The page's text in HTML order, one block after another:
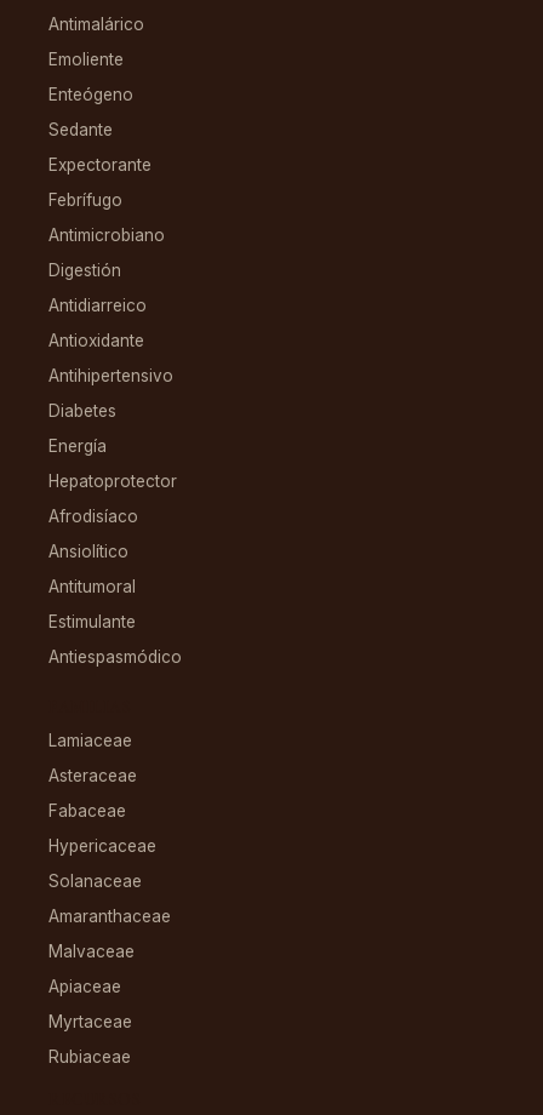
Antimalárico
Emoliente
Enteógeno
Sedante
Expectorante
Febrífugo
Antimicrobiano
Digestión
Antidiarreico
Antioxidante
Antihipertensivo
Diabetes
Energía
Hepatoprotector
Afrodisíaco
Ansiolítico
Antitumoral
Estimulante
Antiespasmódico
Lamiaceae
Asteraceae
Fabaceae
Hypericaceae
Solanaceae
Amaranthaceae
Malvaceae
Apiaceae
Myrtaceae
Rubiaceae